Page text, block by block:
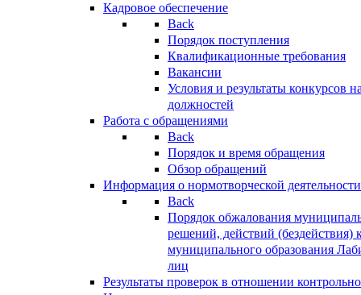
Кадровое обеспечение
Back
Порядок поступления
Квалификационные требования
Вакансии
Условия и результаты конкурсов
должностей
Работа с обращениями
Back
Порядок и время обращения
Обзор обращений
Информация о нормотворческой деятельности
Back
Порядок обжалования
решений, действий (бездействия)
муниципального образования
лиц
Результаты проверок в отношении